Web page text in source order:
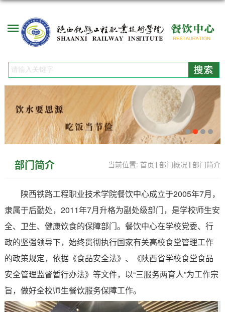
部门简介 当前位置:首页 部门概况 部门简介
陕西铁路工程职业技术学院餐饮中心成立于2005年7月，
隶属于后勤处， 2011年7月升格为副处级部门，是学校师生安
全、卫生、健康饮食的保障部门。餐饮中心在学校党委、行
政的坚强领导下，始终贯彻执行国家有关高校食堂管理工作
的政策规定，依据《食品安全法》、《陕西省学校食堂食品
安全管理监督暂行办法》等文件，以“三服务两育人”为工作宗
旨，做好全校师生餐饮服务保障工作。